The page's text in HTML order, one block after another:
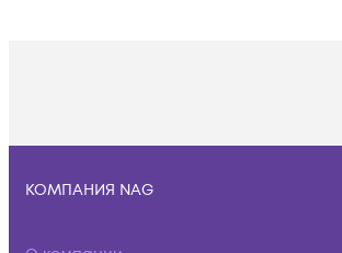
КОМПАНИЯ NAG